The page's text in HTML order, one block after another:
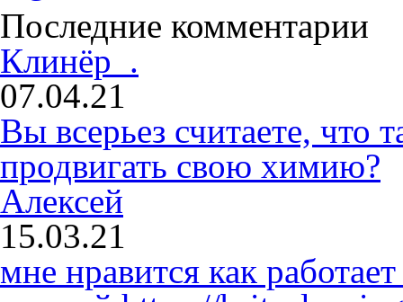
Последние комментарии
Клинёр .
07.04.21
Вы всерьез считаете, что
продвигать свою химию?
Алексей
15.03.21
мне нравится как